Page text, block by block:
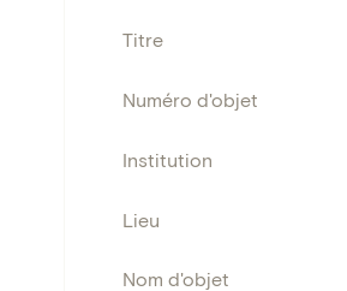
Titre
Numéro d'objet
Institution
Lieu
Nom d'objet